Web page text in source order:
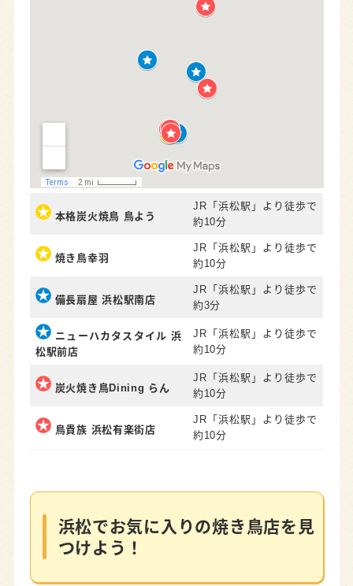
本格炭火焼鳥 鳥よう
JR「浜松駅」より徒歩で
約10分
焼き鳥幸羽
JR「浜松駅」より徒歩で
約10分
備長扇屋 浜松駅南店
JR「浜松駅」より徒歩で
約3分
ニューハカタスタイル 浜
松駅前店
JR「浜松駅」より徒歩で
約10分
炭火焼き鳥Dining らん
JR「浜松駅」より徒歩で
約10分
鳥貴族 浜松有楽街店
JR「浜松駅」より徒歩で
約10分
浜松でお気に入りの焼き鳥店を見
つけよう！